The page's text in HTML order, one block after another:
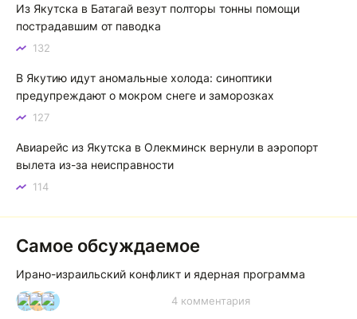
тем более говорить не приходиться. Не зря даже в
песнях поют…
Из Якутска в Батагай везут полторы тонны помощи
пострадавшим от паводка
132
В Якутию идут аномальные холода: синоптики
предупреждают о мокром снеге и заморозках
127
Авиарейс из Якутска в Олекминск вернули в аэропорт
вылета из-за неисправности
114
Самое обсуждаемое
Ирано-израильский конфликт и ядерная программа
И А А 4 комментария